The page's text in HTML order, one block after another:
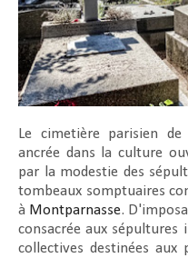
Le cimetière parisien
ancrée dans la culture
par la modestie des
tombeaux somptuaires
à Montparnasse.
consacrée aux sépultures
collectives destinées aux